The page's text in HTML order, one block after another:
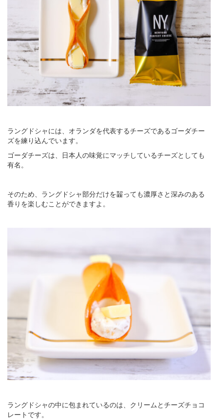
ラングドシャには、オランダを代表するチーズであるゴーダチー
ズを練り込んでいます。
ゴーダチーズは、日本人の味覚にマッチしているチーズとしても
有名。
そのため、ラングドシャ部分だけを齧っても濃厚さと深みのある
香りを楽しむことができますよ。
ラングドシャの中に包まれているのは、クリームとチーズチョコ
レートです。